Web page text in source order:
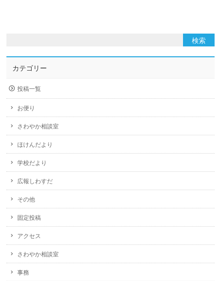
カテゴリー
投稿一覧
お便り
さわやか相談室
ほけんだより
学校だより
広報しわすだ
その他
固定投稿
アクセス
さわやか相談室
事務